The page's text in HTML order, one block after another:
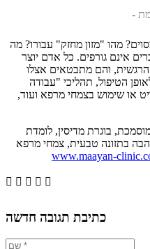
-
מהו "מזון מחזק" עבורו? מה
אינם גורפים. כל אדם יוצר
הרגשית, והם מתבטאים אצלו
הטיפול, תהליכי "עבודה
או שימוש בצמחי מרפא ועוד,
בוגרת מדיסין, לומדת
בתזונה טבעית, צמחי מרפא
www.maayan-
    
כתיבת תגובה חדשה